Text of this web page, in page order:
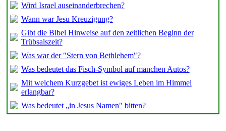
Wird Israel auseinanderbrechen?
Wann war Jesu Kreuzigung?
Gibt die Bibel Hinweise auf den zeitlichen Beginn der
Trübsalszeit?
Was war der "Stern von Bethlehem"?
Was bedeutet das Fisch-Symbol auf manchen Autos?
Mit welchem Kurzgebet ist ewiges Leben im Himmel
erlangbar?
Was bedeutet „in Jesus Namen" bitten?